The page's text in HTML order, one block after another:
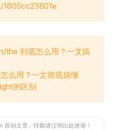
the 到底怎么用？一文搞
么用？一文彻底搞懂
的区别
原创文章，转载请注明出处谢谢！